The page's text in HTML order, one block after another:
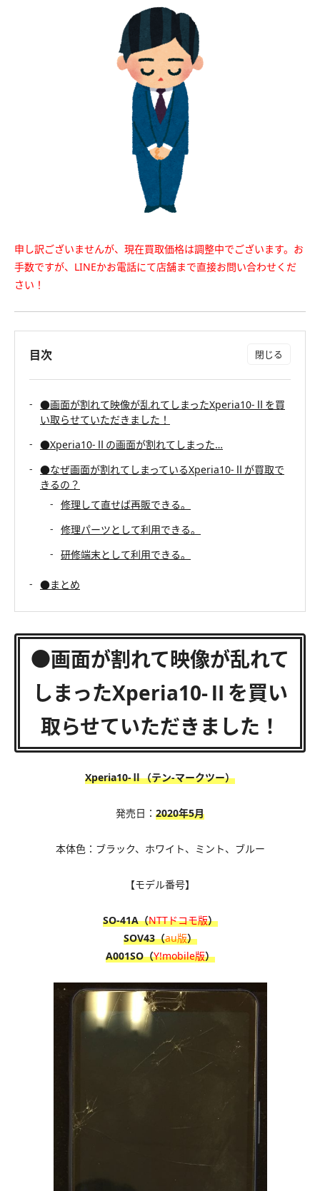
申し訳ございませんが、現在買取価格は調整中でございます。お
手数ですが、LINEかお電話にて店舗まで直接お問い合わせくだ
さい！
目次
●画面が割れて映像が乱れてしまったXperia10-Ⅱを買
い取らせていただきました！
●Xperia10-Ⅱの画面が割れてしまった…
●なぜ画面が割れてしまっているXperia10-Ⅱが買取で
きるの？
修理して直せば再販できる。
修理パーツとして利用できる。
研修端末として利用できる。
●まとめ
●画面が割れて映像が乱れて
しまったXperia10-Ⅱを買い
取らせていただきました！
Xperia10-Ⅱ（テン-マークツー）
発売日： 2020年5月
本体色： ブラック、ホワイト、ミント、ブルー
【モデル番号】
SO-41A（NTTドコモ版）
SOV43（au版）
A001SO（Y!mobile版）